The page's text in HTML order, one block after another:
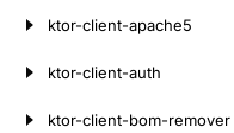
ktor-client-apache5
ktor-client-auth
ktor-client-bom-remover